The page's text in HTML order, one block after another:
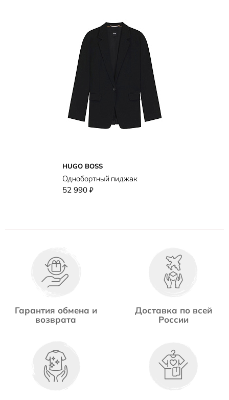
HUGO BOSS
Однобортный пиджак
52 990 ₽
Гарантия обмена и
возврата
Доставка по всей
России